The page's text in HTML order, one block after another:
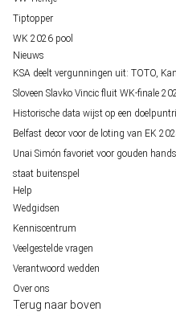
Tiptopper
WK 2026 pool
Nieuws
KSA deelt vergunningen uit: TOTO,
Sloveen Slavko Vincic fluit WK-finale
Historische data wijst op een
Belfast decor voor de loting van EK
Unai Simón favoriet voor gouden
staat buitenspel
Help
Wedgidsen
Kenniscentrum
Veelgestelde vragen
Verantwoord wedden
Over ons
Terug naar boven